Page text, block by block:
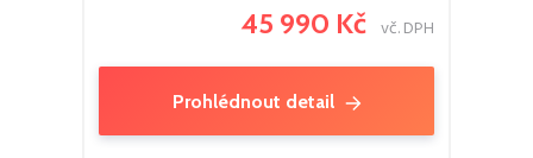
45 990 Kč vč. DPH
Prohlédnout detail